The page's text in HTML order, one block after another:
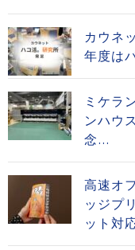
カウネ
年度は
ミケラ
ンハウ
念...
高速オ
ッジプ
ット対